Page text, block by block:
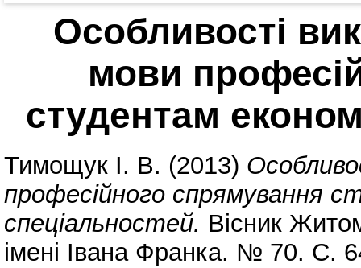
Особливості
мови
студентам
Тимощук І. В. (2013)
професійного спрямування
спеціальностей. Вісник
імені Івана Франка. № 70. С.